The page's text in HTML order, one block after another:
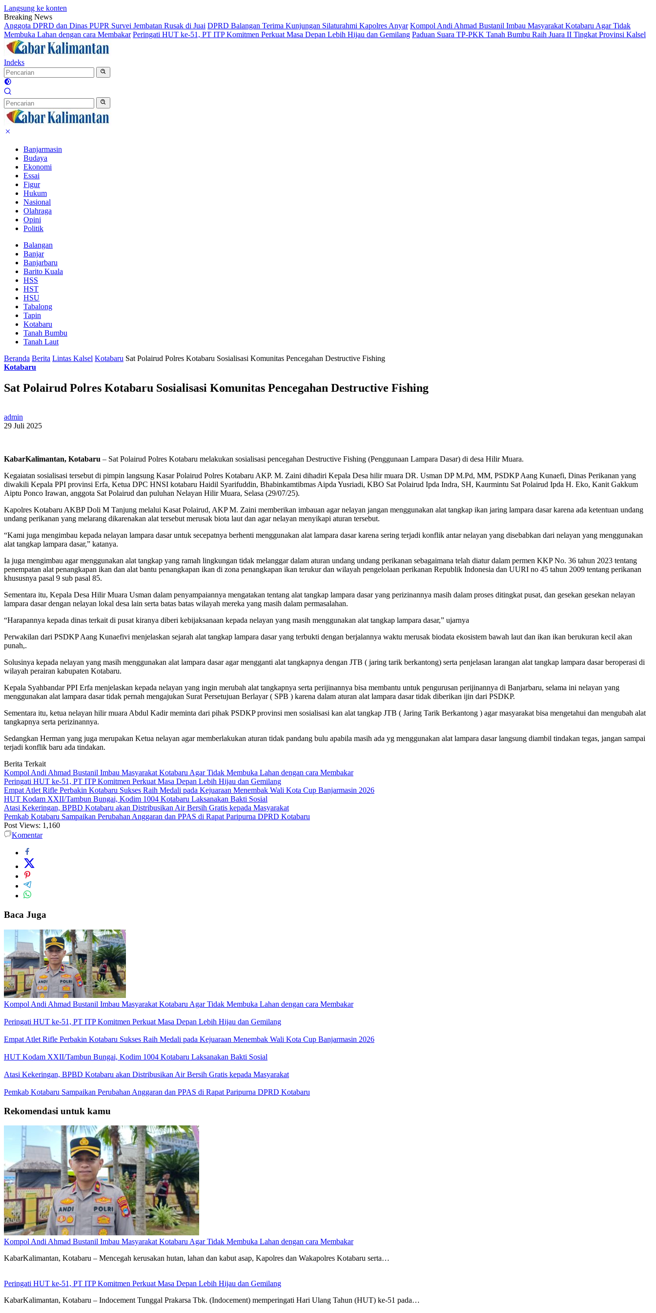
Langsung ke konten
Breaking News
Anggota DPRD dan Dinas PUPR Survei Jembatan Rusak di Juai DPRD Balangan Terima Kunjungan Silaturahmi Kapolres Anyar Kompol Andi Ahmad Bustanil Imbau Masyarakat Kotabaru Agar Tidak
Membuka Lahan dengan cara Membakar Peringati HUT ke-51, PT ITP Komitmen Perkuat Masa Depan Lebih Hijau dan Gemilang Paduan Suara TP-PKK Tanah Bumbu Raih Juara II Tingkat Provinsi Kalsel
Indeks
Banjarmasin
Budaya
Ekonomi
Essai
Figur
Hukum
Nasional
Olahraga
Opini
Politik
Balangan
Banjar
Banjarbaru
Barito Kuala
HSS
HST
HSU
Tabalong
Tapin
Kotabaru
Tanah Bumbu
Tanah Laut
Beranda Berita Lintas Kalsel Kotabaru Sat Polairud Polres Kotabaru Sosialisasi Komunitas Pencegahan Destructive Fishing
Kotabaru
Sat Polairud Polres Kotabaru Sosialisasi Komunitas Pencegahan Destructive Fishing
admin
29 Juli 2025
KabarKalimantan, Kotabaru – Sat Polairud Polres Kotabaru melakukan sosialisasi pencegahan Destructive Fishing (Penggunaan Lampara Dasar) di desa Hilir Muara.
Kegaiatan sosialisasi tersebut di pimpin langsung Kasar Polairud Polres Kotabaru AKP. M. Zaini dihadiri Kepala Desa hilir muara DR. Usman DP M.Pd, MM, PSDKP Aang Kunaefi, Dinas Perikanan yang
diwakili Kepala PPI provinsi Erfa, Ketua DPC HNSI kotabaru Haidil Syarifuddin, Bhabinkamtibmas Aipda Yusriadi, KBO Sat Polairud Ipda Indra, SH, Kaurmintu Sat Polairud Ipda H. Eko, Kanit Gakkum
Aiptu Ponco Irawan, anggota Sat Polairud dan puluhan Nelayan Hilir Muara, Selasa (29/07/25).
Kapolres Kotabaru AKBP Doli M Tanjung melalui Kasat Polairud, AKP M. Zaini memberikan imbauan agar nelayan jangan menggunakan alat tangkap ikan jaring lampara dasar karena ada ketentuan undang
undang perikanan yang melarang dikarenakan alat tersebut merusak biota laut dan agar nelayan menyikapi aturan tersebut.
“Kami juga mengimbau kepada nelayan lampara dasar untuk secepatnya berhenti menggunakan alat lampara dasar karena sering terjadi konflik antar nelayan yang disebabkan dari nelayan yang menggunakan
alat tangkap lampara dasar,” katanya.
Ia juga mengimbau agar menggunakan alat tangkap yang ramah lingkungan tidak melanggar dalam aturan undang undang perikanan sebagaimana telah diatur dalam permen KKP No. 36 tahun 2023 tentang
penempatan alat penangkapan ikan dan alat bantu penangkapan ikan di zona penangkapan ikan terukur dan wilayah pengelolaan perikanan Republik Indonesia dan UURI no 45 tahun 2009 tentang perikanan
khususnya pasal 9 sub pasal 85.
Sementara itu, Kepala Desa Hilir Muara Usman dalam penyampaiannya mengatakan tentang alat tangkap lampara dasar yang perizinannya masih dalam proses ditingkat pusat, dan gesekan gesekan nelayan
lampara dasar dengan nelayan lokal desa lain serta batas batas wilayah mereka yang masih dalam permasalahan.
“Harapannya kepada dinas terkait di pusat kiranya diberi kebijaksanaan kepada nelayan yang masih menggunakan alat tangkap lampara dasar,” ujarnya
Perwakilan dari PSDKP Aang Kunaefivi menjelaskan sejarah alat tangkap lampara dasar yang terbukti dengan berjalannya waktu merusak biodata ekosistem bawah laut dan ikan ikan berukuran kecil akan
punah,.
Solusinya kepada nelayan yang masih menggunakan alat lampara dasar agar mengganti alat tangkapnya dengan JTB ( jaring tarik berkantong) serta penjelasan larangan alat tangkap lampara dasar beroperasi di
wilayah perairan kabupaten Kotabaru.
Kepala Syahbandar PPI Erfa menjelaskan kepada nelayan yang ingin merubah alat tangkapnya serta perijinannya bisa membantu untuk pengurusan perijinannya di Banjarbaru, selama ini nelayan yang
menggunakan alat lampara dasar tidak pernah mengajukan Surat Persetujuan Berlayar ( SPB ) karena dalam aturan alat lampara dasar tidak diberikan ijin dari PSDKP.
Sementara itu, ketua nelayan hilir muara Abdul Kadir meminta dari pihak PSDKP provinsi men sosialisasi kan alat tangkap JTB ( Jaring Tarik Berkantong ) agar masyarakat bisa mengetahui dan mengubah alat
tangkapnya serta perizinannya.
Sedangkan Herman yang juga merupakan Ketua nelayan agar memberlakukan aturan tidak pandang bulu apabila masih ada yg menggunakan alat lampara dasar langsung diambil tindakan tegas, jangan sampai
terjadi konflik baru ada tindakan.
Berita Terkait
Kompol Andi Ahmad Bustanil Imbau Masyarakat Kotabaru Agar Tidak Membuka Lahan dengan cara Membakar
Peringati HUT ke-51, PT ITP Komitmen Perkuat Masa Depan Lebih Hijau dan Gemilang
Empat Atlet Rifle Perbakin Kotabaru Sukses Raih Medali pada Kejuaraan Menembak Wali Kota Cup Banjarmasin 2026
HUT Kodam XXII/Tambun Bungai, Kodim 1004 Kotabaru Laksanakan Bakti Sosial
Atasi Kekeringan, BPBD Kotabaru akan Distribusikan Air Bersih Gratis kepada Masyarakat
Pemkab Kotabaru Sampaikan Perubahan Anggaran dan PPAS di Rapat Paripurna DPRD Kotabaru
Post Views: 1,160
Komentar
Baca Juga
Kompol Andi Ahmad Bustanil Imbau Masyarakat Kotabaru Agar Tidak Membuka Lahan dengan cara Membakar
Peringati HUT ke-51, PT ITP Komitmen Perkuat Masa Depan Lebih Hijau dan Gemilang
Empat Atlet Rifle Perbakin Kotabaru Sukses Raih Medali pada Kejuaraan Menembak Wali Kota Cup Banjarmasin 2026
HUT Kodam XXII/Tambun Bungai, Kodim 1004 Kotabaru Laksanakan Bakti Sosial
Atasi Kekeringan, BPBD Kotabaru akan Distribusikan Air Bersih Gratis kepada Masyarakat
Pemkab Kotabaru Sampaikan Perubahan Anggaran dan PPAS di Rapat Paripurna DPRD Kotabaru
Rekomendasi untuk kamu
Kompol Andi Ahmad Bustanil Imbau Masyarakat Kotabaru Agar Tidak Membuka Lahan dengan cara Membakar
KabarKalimantan, Kotabaru – Mencegah kerusakan hutan, lahan dan kabut asap, Kapolres dan Wakapolres Kotabaru serta…
Peringati HUT ke-51, PT ITP Komitmen Perkuat Masa Depan Lebih Hijau dan Gemilang
KabarKalimantan, Kotabaru – Indocement Tunggal Prakarsa Tbk. (Indocement) memperingati Hari Ulang Tahun (HUT) ke-51 pada…